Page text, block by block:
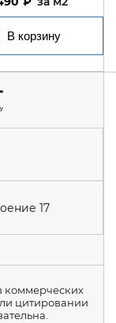
17
коммерческих
цитировании